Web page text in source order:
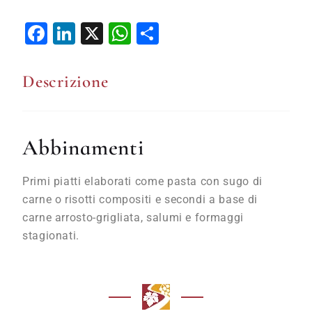
Facebook
LinkedIn
X WhatsApp
Descrizione
Abbinamenti
Primi piatti elaborati come pasta con sugo di
carne o risotti compositi e secondi a base di
carne arrosto-grigliata, salumi e formaggi
stagionati.